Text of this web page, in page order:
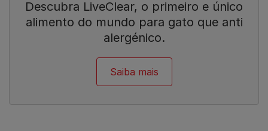
Descubra LiveClear, o primeiro e único
alimento do mundo para gato que anti
alergénico.
Saiba mais